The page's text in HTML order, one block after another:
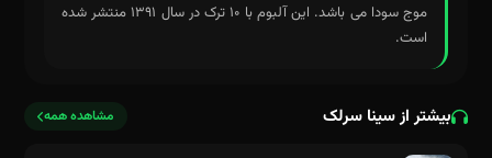
موج سودا می باشد. این آلبوم با ۱۰ ترک در سال ۱۳۹۱ منتشر شده
است.
بیشتر از سینا سرلک مشاهده همه